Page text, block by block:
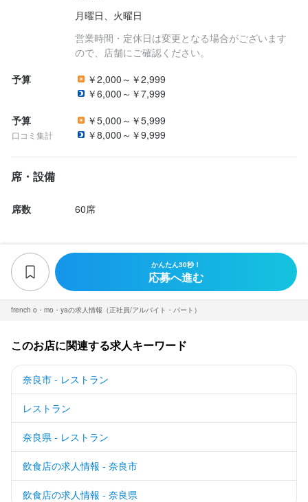
french o・mo・yaの求人情報（正社員/アルバイト・パート）
月曜日、火曜日
営業時間・定休日は変更となる場合がございます
ので、店舗にご確認ください。
予算
￥2,000～￥2,999
￥6,000～￥7,999
予算
口コミ集計
￥5,000～￥5,999
￥8,000～￥9,999
席・設備
席数 60席
かんたん30秒！
応募へ進む
このお店に関連する求人キーワード
奈良市 - レストラン
レストラン
奈良県 - レストラン
飲食店の求人情報 - 奈良市
飲食店の求人情報 - 奈良県